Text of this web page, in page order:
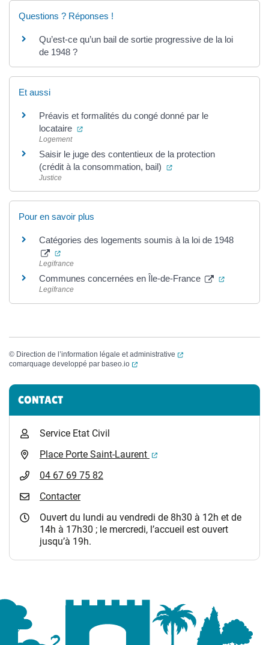
Questions ? Réponses !
Qu’est-ce qu’un bail de sortie progressive de la loi
de 1948 ?
Et aussi
Préavis et formalités du congé donné par le
locataire
(ouverture dans un nouvel onglet)
Logement
Saisir le juge des contentieux de la protection
(crédit à la consommation, bail)
(ouverture dans un
Justice
Pour en savoir plus
Catégories des logements soumis à la loi de 1948
(ouverture dans un nouvel onglet)
Legifrance
Communes concernées en Île-de-France (ouverture
Legifrance
© Direction de l’information légale et administrative
(ouverture dans un
comarquage developpé par baseo.io (ouverture dans un nouvel onglet)
Informations complémentaires
CONTACT
Service Etat Civil
Place Porte Saint-Laurent
(ouverture dans un
04 67 69 75 82
Contacter
Ouvert du lundi au vendredi de 8h30 à 12h et de
14h à 17h30 ; le mercredi, l’accueil est ouvert
jusqu’à 19h.